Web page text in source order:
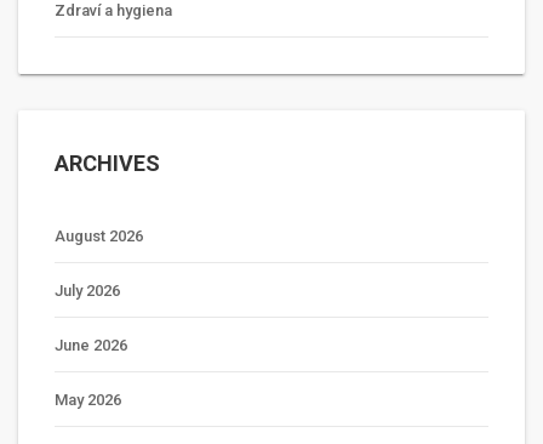
Zdraví a hygiena
ARCHIVES
August 2026
July 2026
June 2026
May 2026